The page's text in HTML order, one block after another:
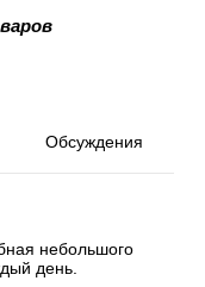
Обсуждения
небольшого
день.